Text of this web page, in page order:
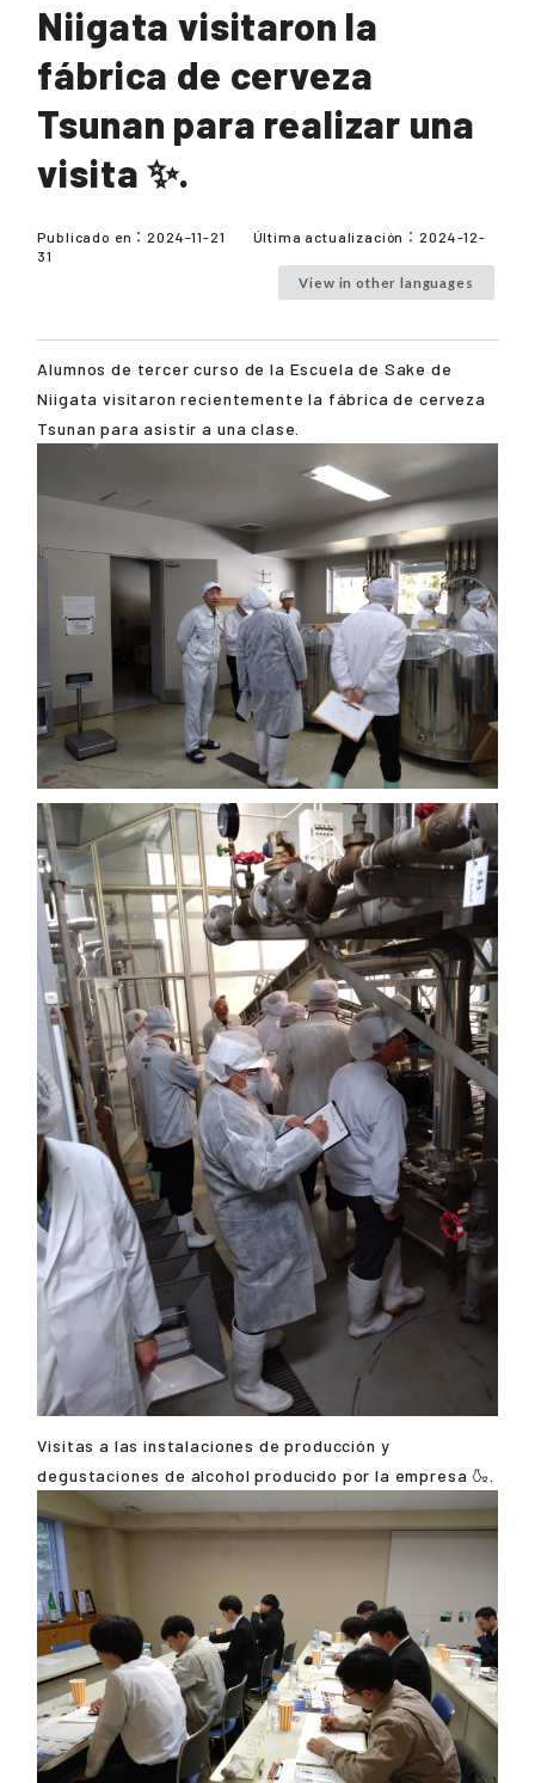
Niigata visitaron la
fábrica de cerveza
Tsunan para realizar una
visita ✨.
Publicado en： 2024-11-21 Última actualización： 2024-12-
31
View in other languages
Alumnos de tercer curso de la Escuela de Sake de
Niigata visitaron recientemente la fábrica de cerveza
Tsunan para asistir a una clase.
Visitas a las instalaciones de producción y
degustaciones de alcohol producido por la empresa 🍶.